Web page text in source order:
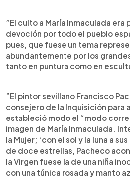
”El culto a María Inmaculada
devoción por todo el pueblo
pues, que fuese un tema
abundantemente por los
tanto en puntura como en
”El pintor sevillano Francisco
consejero de la Inquisición para
estableció modo el “modo corre
imagen de María Inmaculada.
la Mujer; ‘con el sol y la luna a
de doce estrellas, Pacheco
la Virgen fuese la de una niña
con una túnica rosada y manto